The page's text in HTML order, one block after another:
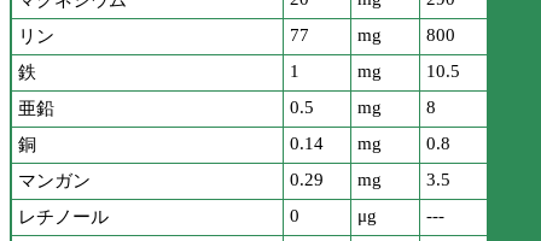
リン
77 mg
800
鉄
1 mg
10.5
亜鉛
0.5 mg
8
銅
0.14 mg
0.8
マンガン
0.29 mg
3.5
レチノール
0 μg
---